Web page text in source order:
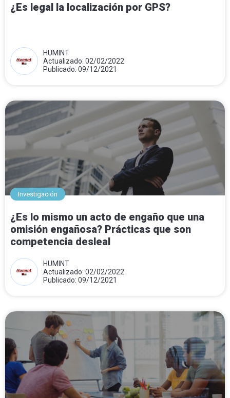
¿Es legal la localización por GPS?
HUMINT
Actualizado: 02/02/2022
Publicado: 09/12/2021
Investigación
¿Es lo mismo un acto de engaño que una
omisión engañosa? Prácticas que son
competencia desleal
HUMINT
Actualizado: 02/02/2022
Publicado: 09/12/2021